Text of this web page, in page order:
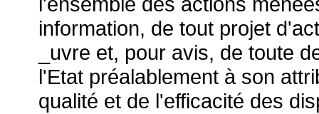
information, de tout projet
_uvre et, pour avis, de toute
l'Etat préalablement à son
qualité et de l'efficacité des